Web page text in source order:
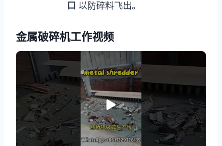
口 以防碎料飞出。
金属破碎机工作视频